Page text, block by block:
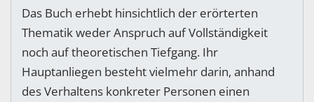
Das Buch erhebt hinsichtlich der erörterten
Thematik weder Anspruch auf Vollständigkeit
noch auf theoretischen Tiefgang. Ihr
Hauptanliegen besteht vielmehr darin, anhand
des Verhaltens konkreter Personen einen